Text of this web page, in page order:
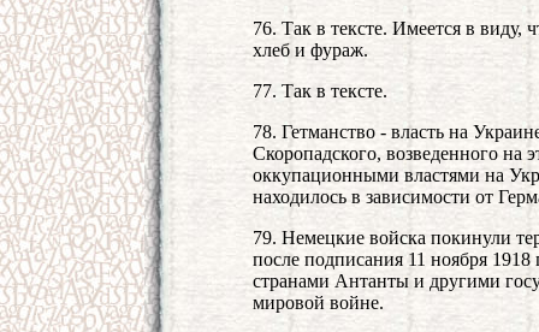
76. Так в тексте. Имеется в виду,
хлеб и фураж.
77. Так в тексте.
78. Гетманство - власть на
Скоропадского, возведенного на
оккупационными властями на
находилось в зависимости от
79. Немецкие войска покинули
после подписания 11 ноября
странами Антанты и другими
мировой войне.